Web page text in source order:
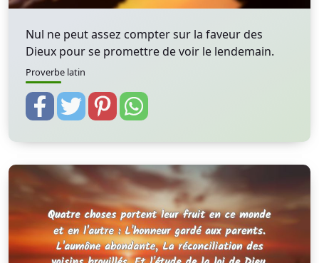
Nul ne peut assez compter sur la faveur des
Dieux pour se promettre de voir le lendemain.
Proverbe latin